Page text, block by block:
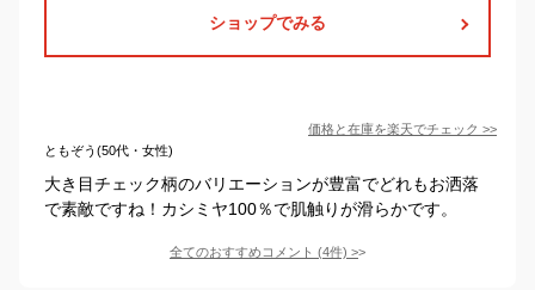
ショップでみる
価格と在庫を楽天でチェック >>
ともぞう(50代・女性)
大き目チェック柄のバリエーションが豊富でどれもお洒落
で素敵ですね！カシミヤ100％で肌触りが滑らかです。
全てのおすすめコメント (4件) >